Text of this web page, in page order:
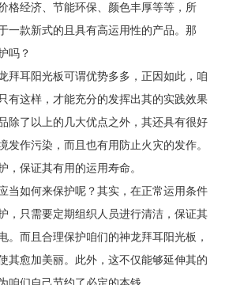
格经济、节能环保、颜色丰厚等等，所
一款新式的且具有高运用性的产品。那
吗？
拜耳阳光板可谓优势多多，正因如此，咱
有这样，才能充分的发挥出其的实践效果
除了以上的几大优点之外，其还具有很好
发作污染，而且也有用防止火灾的发作。
，保证其有用的运用寿命。
当如何来保护呢？其实，在正常运用条件
，只需要定期组织人员进行清洁，保证其
。而且合理保护咱们的神龙拜耳阳光板，
其愈加美丽。此外，这不仅能够延伸其的